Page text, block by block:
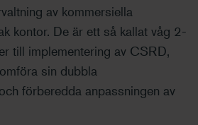
av kommersiella
kontor. De är ett så kallat våg 2-
till implementering av CSRD,
sin dubbla
förberedda anpassningen av